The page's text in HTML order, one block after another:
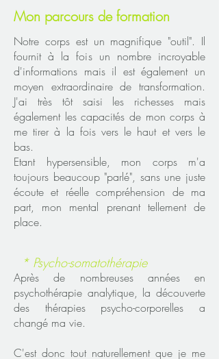
Mon parcours de formation
Notre corps est un magnifique "outil". Il
fournit à la fois un nombre incroyable
d'informations mais il est également un
moyen extraordinaire de transformation.
J'ai très tôt saisi les richesses mais
également les capacités de mon corps à
me tirer à la fois vers le haut et vers le
bas.
Etant hypersensible, mon corps m'a
toujours beaucoup "parlé", sans une juste
écoute et réelle compréhension de ma
part, mon mental prenant tellement de
place.
* Psycho-somatothérapie
Après de nombreuses années en
psychothérapie analytique, la découverte
des thérapies psycho-corporelles a
changé ma vie.
C'est donc tout naturellement que je me